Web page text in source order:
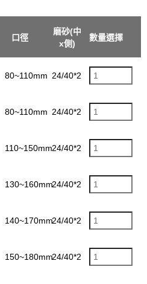
口徑
磨砂(中
x側)
備註
數量選擇
80~110mm 24/40*24/40
80~110mm 24/40*24/40
110~150mm24/40*24/40
130~160mm24/40*24/40
140~170mm24/40*24/40
150~180mm24/40*24/40